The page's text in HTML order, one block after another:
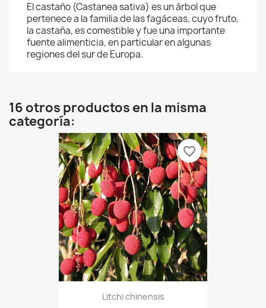
El castaño (Castanea sativa) es un árbol que
pertenece a la familia de las fagáceas, cuyo fruto,
la castaña, es comestible y fue una importante
fuente alimenticia, en particular en algunas
regiones del sur de Europa.
16 otros productos en la misma
categoría:
Litchi chinensis
favorite_border